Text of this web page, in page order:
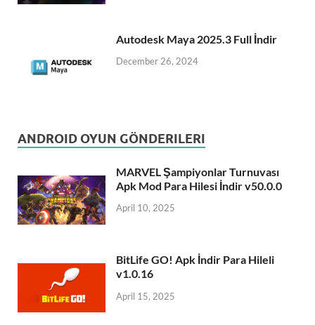
Autodesk Maya 2025.3 Full İndir
December 26, 2024
ANDROID OYUN GÖNDERILERI
MARVEL Şampiyonlar Turnuvası
Apk Mod Para Hilesi İndir v50.0.0
April 10, 2025
BitLife GO! Apk İndir Para Hileli
v1.0.16
April 15, 2025